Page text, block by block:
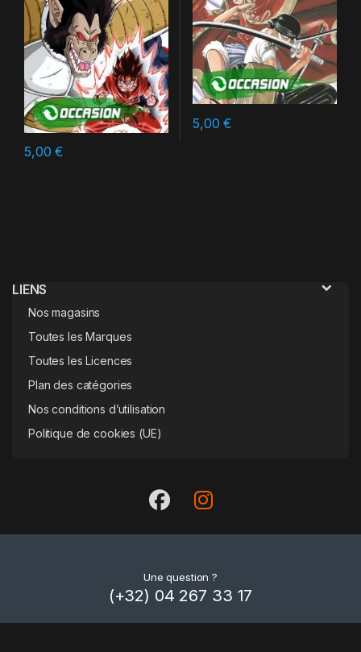
5,00€
5,00€
LIENS
Nos magasins
Toutes les Marques
Toutes les Licences
Plan des catégories
Nos conditions d’utilisation
Politique de cookies (UE)
Une question ?
(+32) 04 267 33 17